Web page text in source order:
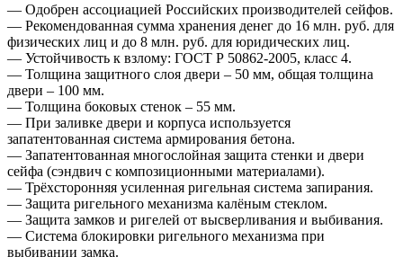
— Одобрен ассоциацией Российских производителей сейфов.
— Рекомендованная сумма хранения денег до 16 млн. руб. для
физических лиц и до 8 млн. руб. для юридических лиц.
— Устойчивость к взлому: ГОСТ Р 50862-2005, класс 4.
— Толщина защитного слоя двери – 50 мм, общая толщина
двери – 100 мм.
— Толщина боковых стенок – 55 мм.
— При заливке двери и корпуса используется
запатентованная система армирования бетона.
— Запатентованная многослойная защита стенки и двери
сейфа (сэндвич с композиционными материалами).
— Трёхсторонняя усиленная ригельная система запирания.
— Защита ригельного механизма калёным стеклом.
— Защита замков и ригелей от высверливания и выбивания.
— Система блокировки ригельного механизма при
выбивании замка.